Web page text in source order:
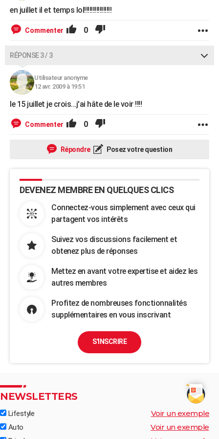
en juillet il et temps lol!!!!!!!!!!!!!!!!
Commenter 0
RÉPONSE 3 / 3
Utilisateur anonyme
12 avr. 2009 à 19:51
le 15 juillet je crois...j'ai hâte de le voir !!!!
Commenter 0
Répondre Posez votre question
DEVENEZ MEMBRE EN QUELQUES CLICS
Connectez-vous simplement avec ceux qui
partagent vos intérêts
Suivez vos discussions facilement et
obtenez plus de réponses
Mettez en avant votre expertise et aidez les
autres membres
Profitez de nombreuses fonctionnalités
supplémentaires en vous inscrivant
S'INSCRIRE
NEWSLETTERS
Lifestyle Voir un exemple
Auto Voir un exemple